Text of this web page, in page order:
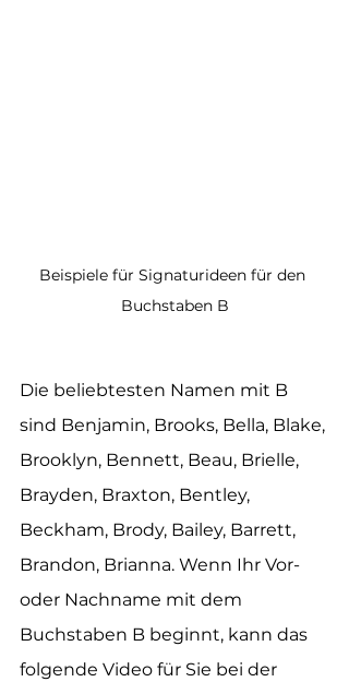
Beispiele für Signaturideen für den
Buchstaben B
Die beliebtesten Namen mit B
sind Benjamin, Brooks, Bella, Blake,
Brooklyn, Bennett, Beau, Brielle,
Brayden, Braxton, Bentley,
Beckham, Brody, Bailey, Barrett,
Brandon, Brianna. Wenn Ihr Vor-
oder Nachname mit dem
Buchstaben B beginnt, kann das
folgende Video für Sie bei der